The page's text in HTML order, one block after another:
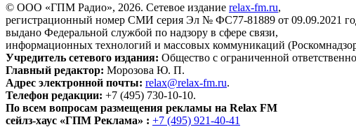
© ООО «ГПМ Радио», 2026. Сетевое издание relax-fm.ru,
регистрационный номер СМИ серия Эл № ФС77-81889 от 09.09.2021
выдано Федеральной службой по надзору в сфере связи,
информационных технологий и массовых коммуникаций
Учредитель сетевого издания: Общество с ограниченной
Главный редактор: Морозова Ю. П.
Адрес электронной почты: relax@relax-fm.ru.
Телефон редакции: +7 (495) 730-10-10.
По всем вопросам размещения рекламы на Relax FM
сейлз-хаус «ГПМ Реклама» : +7 (495) 921-40-41